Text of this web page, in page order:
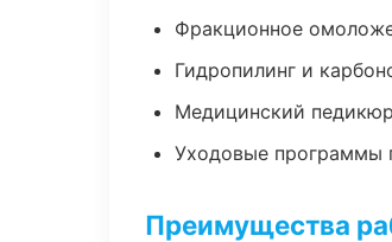
Фракционное
Гидропилинг и
Медицинский
Уходовые программы
Преимущества